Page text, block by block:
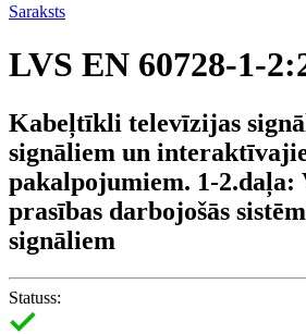
Saraksts
LVS EN 60728-1-
Kabeļtīkli televīzijas
signāliem un
pakalpojumiem. 1-2.daļa:
prasības darbojošās
signāliem
Statuss: